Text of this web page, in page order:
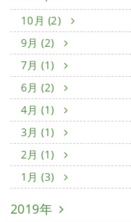
10月 (2)
9月 (2)
7月 (1)
6月 (2)
4月 (1)
3月 (1)
2月 (1)
1月 (3)
2019年